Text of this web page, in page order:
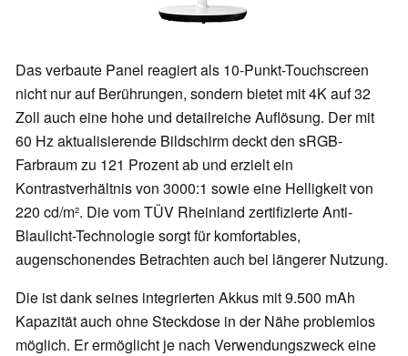
Das verbaute Panel reagiert als 10-Punkt-Touchscreen
nicht nur auf Berührungen, sondern bietet mit 4K auf 32
Zoll auch eine hohe und detailreiche Auflösung. Der mit
60 Hz aktualisierende Bildschirm deckt den sRGB-
Farbraum zu 121 Prozent ab und erzielt ein
Kontrastverhältnis von 3000:1 sowie eine Helligkeit von
220 cd/m². Die vom TÜV Rheinland zertifizierte Anti-
Blaulicht-Technologie sorgt für komfortables,
augenschonendes Betrachten auch bei längerer Nutzung.
Die ist dank seines integrierten Akkus mit 9.500 mAh
Kapazität auch ohne Steckdose in der Nähe problemlos
möglich. Er ermöglicht je nach Verwendungszweck eine